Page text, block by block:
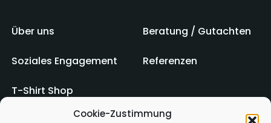
Cookie-Zustimmung
Über uns Beratung / Gutachten
Soziales Engagement Referenzen
T-Shirt Shop